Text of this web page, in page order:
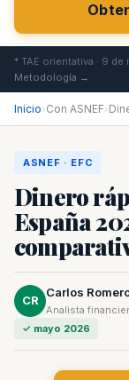
* TAE orientativa · 9
Metodología →
Inicio›Con ASNEF›
ASNEF · EFC
Dinero
España
CR
Carlos
Analista
✓ mayo 2026